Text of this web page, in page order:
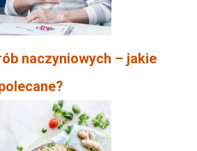
naczyniowych – jakie